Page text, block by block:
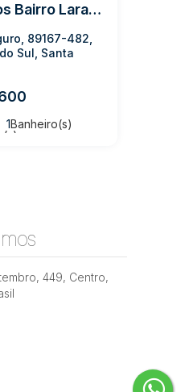
Casa 3 quartos Bairro Laranjeiras
89167-482,
Sul, Santa
1Banheiro(s)
, 449, Centro,